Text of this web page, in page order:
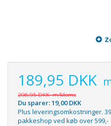
189,95 DKK
208,95 DKKm/Moms
Du sparer:19,00 DKK
Plus leveringsomkostninger.
pakkeshop ved køb over 599,-